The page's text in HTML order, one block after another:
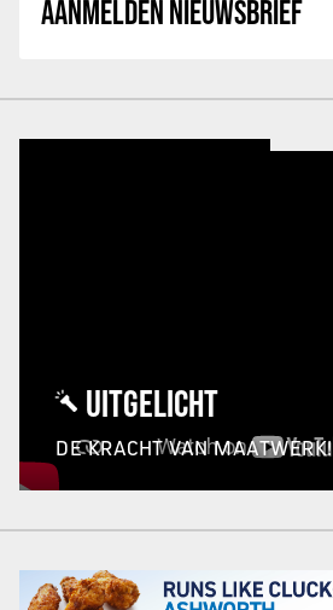
AANMELDEN NIEUWSBRIEF
UITGELICHT
DE KRACHT VAN MAATWERK!